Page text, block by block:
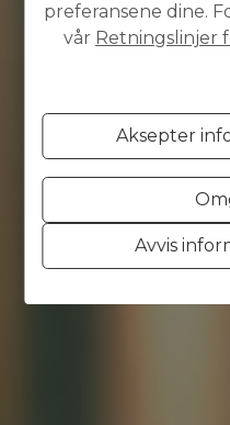
preferansene dine.
vår Retningslinjer
Aksepter
Avvis